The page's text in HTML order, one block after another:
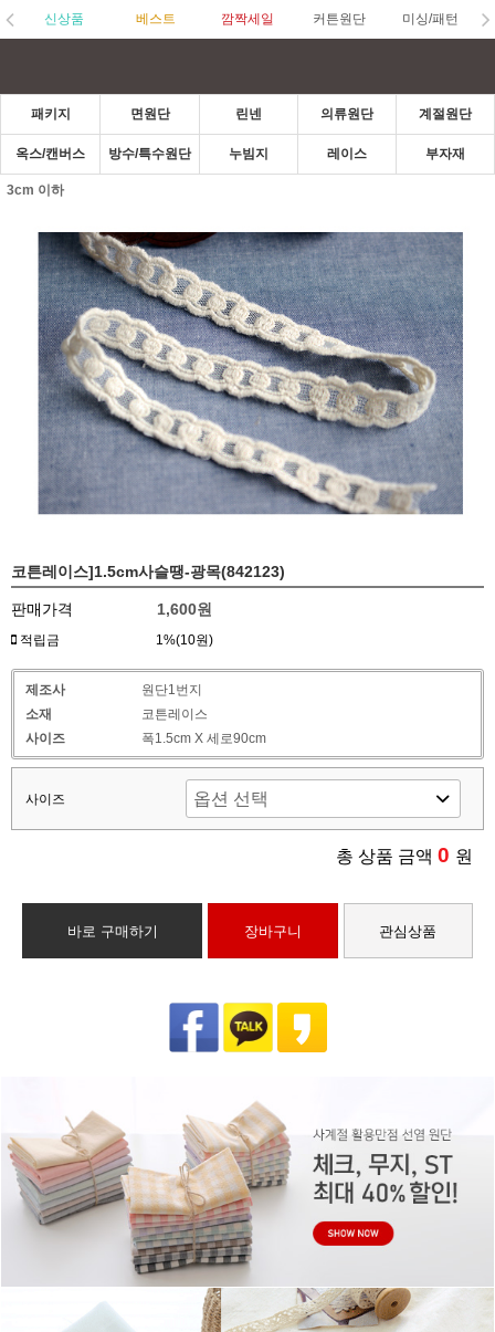
신상품 베스트 깜짝세일 커튼원단 미싱/패턴
패키지 면원단 린넨 의류원단 계절원단
옥스/캔버스 방수/특수원단 누빔지 레이스 부자재
3cm 이하
코튼레이스]1.5cm사슬땡-광목(842123)
판매가격 1,600원
적립금 1%(10원)
제조사
원단1번지
소재
코튼레이스
사이즈
폭1.5cm X 세로90cm
사이즈
총 상품 금액 0 원
바로 구매하기 장바구니 관심상품